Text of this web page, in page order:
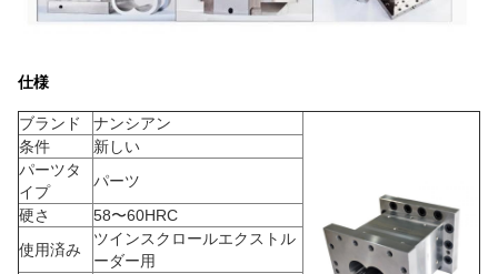
仕様
ブランド
ナンシアン
条件
新しい
パーツタ
イプ
パーツ
硬さ
58〜60HRC
使用済み
ツインスクロールエクストル
ーダー用